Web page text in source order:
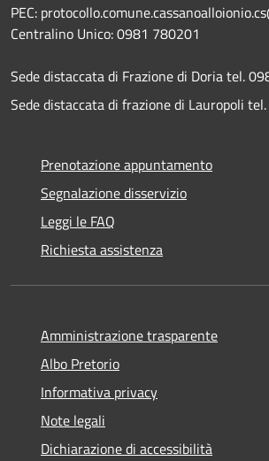
PEC:
Centralino Unico: 0981 780201
Sede distaccata di Frazione di Doria tel.
Sede distaccata di frazione di Lauropoli
Prenotazione appuntamento
Segnalazione disservizio
Leggi le FAQ
Richiesta assistenza
Amministrazione trasparente
Albo Pretorio
Informativa privacy
Note legali
Dichiarazione di accessibilità